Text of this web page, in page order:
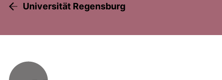
Universität Regensburg